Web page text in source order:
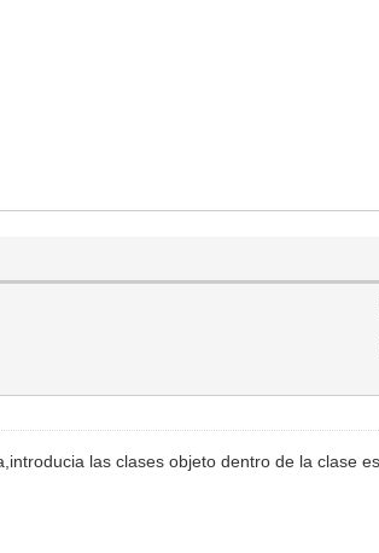
las clases objeto dentro de la clase